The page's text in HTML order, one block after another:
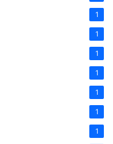
1
1
1
1
1
1
1